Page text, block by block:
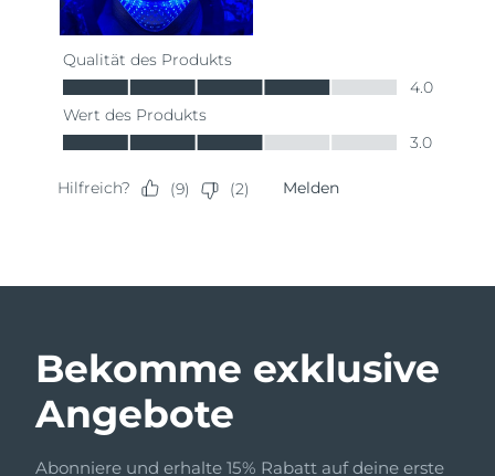
Bekomme exklusive
Angebote
Abonniere und erhalte 15% Rabatt auf deine erste